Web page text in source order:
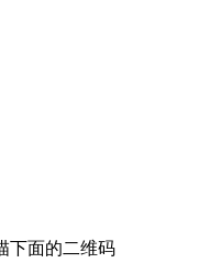
下面的二维码